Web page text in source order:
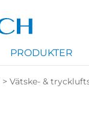
PRODUKTER
> Vätske- &